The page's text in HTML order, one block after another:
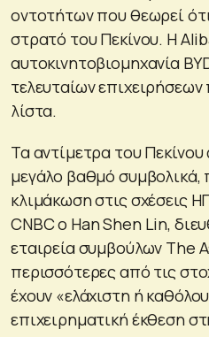
οντοτήτων που θεωρεί
στρατό του Πεκίνου. Η
αυτοκινητοβιομηχανία
τελευταίων
λίστα.
Τα αντίμετρα του Πεκίνου
μεγάλο βαθμό συμβολικά,
κλιμάκωση στις σχέσεις
CNBC ο Han Shen Lin,
εταιρεία συμβούλων The
περισσότερες από τις
έχουν «ελάχιστη ή
επιχειρηματική έκθεση